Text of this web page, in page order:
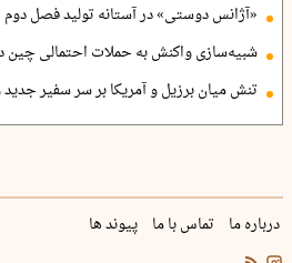
«آژانس دوستی» در آستانه تولید فصل دوم
شبیه‌سازی واکنش به حملات احتمالی چین
تنش میان برزیل و آمریکا بر سر سفیر
درباره ما تماس با ما پیوند ها